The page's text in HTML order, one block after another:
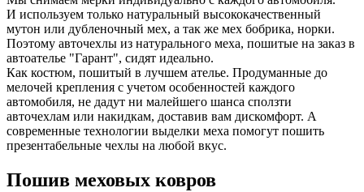
И используем только натуральный высококачественный
мутон или дубленочный мех, а так же мех бобрика, норки.
Поэтому авточехлы из натурального меха, пошитые на заказ в
автоателье "Гарант", сидят идеально.
Как костюм, пошитый в лучшем ателье. Продуманные до
мелочей крепления с учетом особенностей каждого
автомобиля, не дадут ни малейшего шанса сползти
авточехлам или накидкам, доставив вам дискомфорт. А
современные технологии выделки меха помогут пошить
презентабельные чехлы на любой вкус.
Пошив меховых ковров